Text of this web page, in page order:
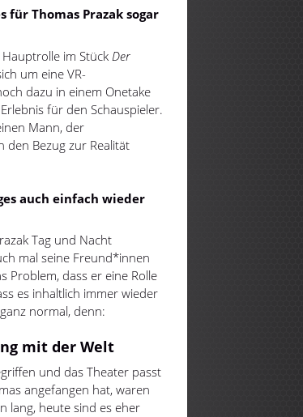
für Thomas Prazak sogar
im Stück Der
um eine VR-
dazu in einem Onetake
für den Schauspieler.
Mann, der
den Bezug zur Realität
auch einfach wieder
Tag und Nacht
mal seine Freund*innen
Problem, dass er eine Rolle
es inhaltlich immer wieder
normal, denn:
mit der Welt
und das Theater passt
angefangen hat, waren
lang, heute sind es eher